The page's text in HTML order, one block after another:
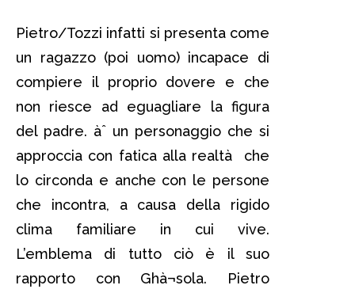
Pietro/Tozzi infatti si presenta come
un ragazzo (poi uomo) incapace di
compiere il proprio dovere e che
non riesce ad eguagliare la figura
del padre. àˆ un personaggio che si
approccia con fatica alla realtà che
lo circonda e anche con le persone
che incontra, a causa della rigido
clima familiare in cui vive.
L’emblema di tutto ciò è il suo
rapporto con Ghà¬sola. Pietro